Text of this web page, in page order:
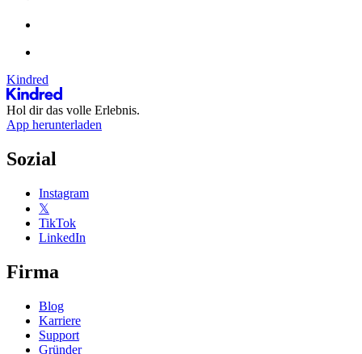
Kindred
Hol dir das volle Erlebnis.
App herunterladen
Sozial
Instagram
𝕏
TikTok
LinkedIn
Firma
Blog
Karriere
Support
Gründer